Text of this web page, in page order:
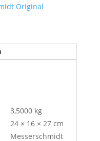
Original
3,5000 kg
24 × 16 × 27 cm
Messerschmidt